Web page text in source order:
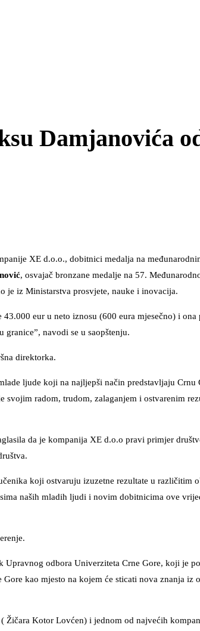
Damjanovića
XE d.o.o., dobitnici medalja na
, osvajač bronzane medalje na 57.
je iz Ministarstva prosvjete, nauke i inovacija.
eur u neto iznosu (600 eura mjesečno) i ona
navodi se u saopštenju.
direktorka.
ljude koji na najljepši način predstavljaju Crnu
radom, trudom, zalaganjem i ostvarenim
da je kompanija XE d.o.o pravi primjer
koji ostvaruju izuzetne rezultate u različitim
naših mladih ljudi i novim dobitnicima ove
Upravnog odbora Univerziteta Crne Gore, koji je
kao mjesto na kojem će sticati nova znanja iz
Kotor Lovćen) i jednom od najvećih